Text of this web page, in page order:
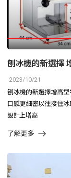
刨冰機的新選擇
2023/10/21
刨冰機的新選擇增高型
口感更細密以往接住
設計上增高
了解更多